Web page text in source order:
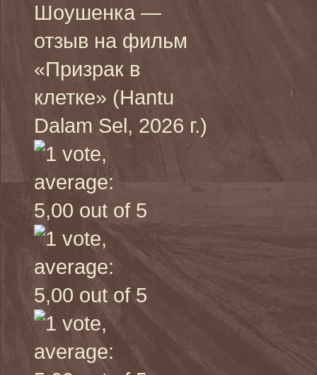
Шоушенка —
отзыв на фильм
«Призрак в
клетке» (Hantu
Dalam Sel, 2026 г.)